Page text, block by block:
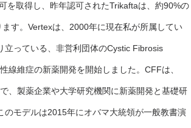
を取得し、昨年認可されたTrikaftaは、約90%の
す。Vertexは、2000年に現在私が所属してい
立っている、非営利団体のCystic Fibrosis
維症の新薬開発を開始しました。CFFは、
、製薬企業や大学研究機関に新薬開発と基礎研
モデルは2015年にオバマ大統領が一般教書演